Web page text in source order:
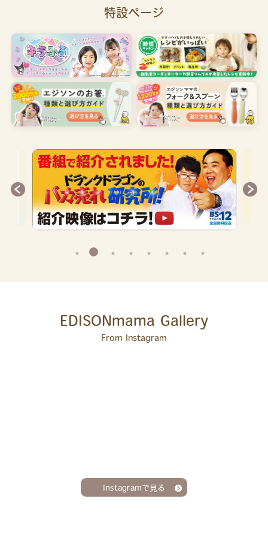
特設ページ
EDISONmama Gallery
From Instagram
Instagramで見る